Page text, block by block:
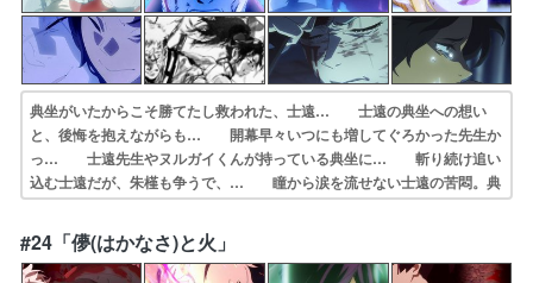
典坐がいたからこそ勝てたし救われた、士遠… 士遠の典坐への想い
と、後悔を抱えながらも… 開幕早々いつにも増してぐろかった先生か
っ… 士遠先生やヌルガイくんが持っている典坐に… 斬り続け追い
込む士遠だが、朱槿も争うで、… 瞳から涙を流せない士遠の苦悶。典
坐の最期… 正しい判断と、弟子の最期に寄り添えなかっ… 士遠の
生い立ち典坐と違わぬ環境だった。過… 死を覚悟して闘いに挑む先生
とヌルガイちゃ… ーヌルガイ頼むから戻ってくれ！そう必死で…
#24「儚(はかなさ)と火」